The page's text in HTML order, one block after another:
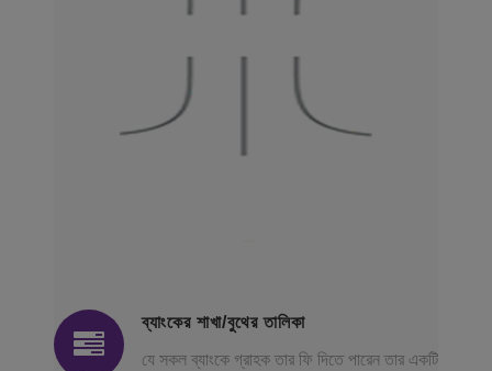
ব্যাংকের শাখা/বুথের তালিকা
যে সকল ব্যাংকে গ্রাহক তার ফি দিতে পারেন তার একটি